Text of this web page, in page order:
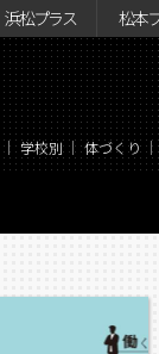
浜松プラス 松本
学校別 体づくり